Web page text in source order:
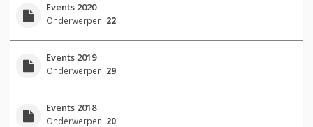
Events 2020
Onderwerpen: 22
Events 2019
Onderwerpen: 29
Events 2018
Onderwerpen: 20